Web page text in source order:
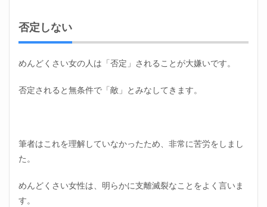
否定しない
めんどくさい女の人は「否定」されることが大嫌いです。
否定されると無条件で「敵」とみなしてきます。
筆者はこれを理解していなかったため、非常に苦労をしまし
た。
めんどくさい女性は、明らかに支離滅裂なことをよく言いま
す。